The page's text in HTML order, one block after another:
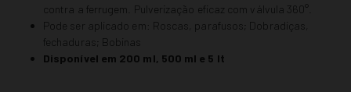
contra a ferrugem. Pulverização eficaz com válvula 360°.
Pode ser aplicado em: Roscas, parafusos; Dobradiças,
fechaduras; Bobinas
Disponível em 200 ml, 500 ml e 5 lt